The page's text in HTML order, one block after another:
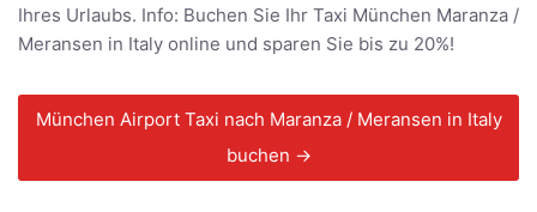
Ihres Urlaubs. Info: Buchen Sie Ihr Taxi München Maranza /
Meransen in Italy online und sparen Sie bis zu 20%!
München Airport Taxi nach Maranza / Meransen in Italy
buchen →